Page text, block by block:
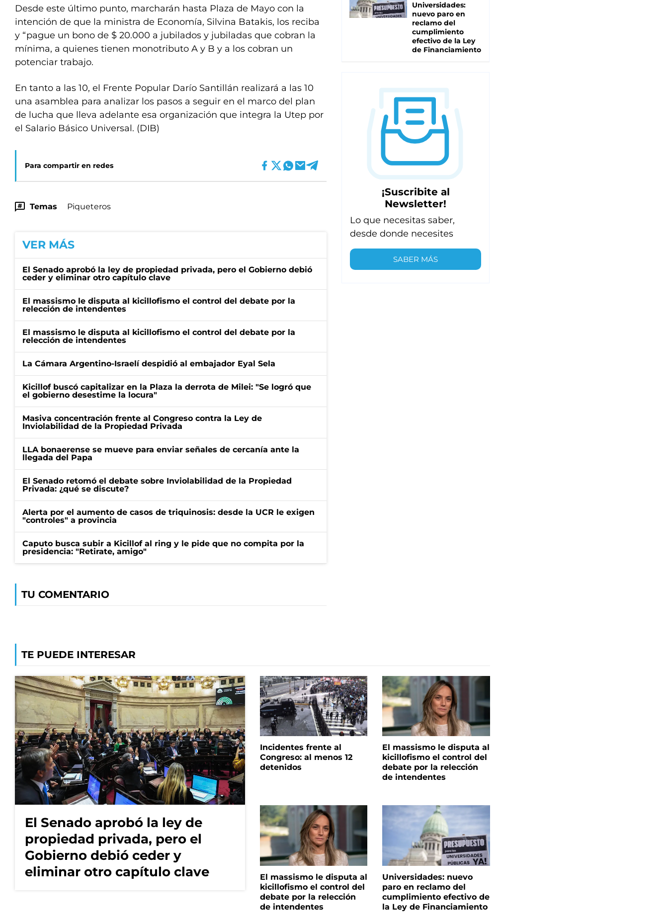
Desde este último punto, marcharán hasta Plaza de Mayo con la
intención de que la ministra de Economía, Silvina Batakis, los reciba
y “pague un bono de $ 20.000 a jubilados y jubiladas que cobran la
mínima, a quienes tienen monotributo A y B y a los cobran un
potenciar trabajo.
En tanto a las 10, el Frente Popular Darío Santillán realizará a las 10
una asamblea para analizar los pasos a seguir en el marco del plan
de lucha que lleva adelante esa organización que integra la Utep por
el Salario Básico Universal. (DIB)
Para compartir en redes
Temas Piqueteros
VER MÁS
El Senado aprobó la ley de propiedad privada, pero el Gobierno debió
ceder y eliminar otro capítulo clave
El massismo le disputa al kicillofismo el control del debate por la
relección de intendentes
El massismo le disputa al kicillofismo el control del debate por la
relección de intendentes
La Cámara Argentino-Israelí despidió al embajador Eyal Sela
Kicillof buscó capitalizar en la Plaza la derrota de Milei: "Se logró que
el gobierno desestime la locura"
Masiva concentración frente al Congreso contra la Ley de
Inviolabilidad de la Propiedad Privada
LLA bonaerense se mueve para enviar señales de cercanía ante la
llegada del Papa
El Senado retomó el debate sobre Inviolabilidad de la Propiedad
Privada: ¿qué se discute?
Alerta por el aumento de casos de triquinosis: desde la UCR le exigen
"controles" a provincia
Caputo busca subir a Kicillof al ring y le pide que no compita por la
presidencia: "Retirate, amigo"
TU COMENTARIO
Universidades:
nuevo paro en
reclamo del
cumplimiento
efectivo de la Ley
de Financiamiento
¡Suscribite al
Newsletter!
Lo que necesitas saber,
desde donde necesites
SABER MÁS
TE PUEDE INTERESAR
El Senado aprobó la ley de
propiedad privada, pero el
Gobierno debió ceder y
eliminar otro capítulo clave
Incidentes frente al
Congreso: al menos 12
detenidos
El massismo le disputa al
kicillofismo el control del
debate por la relección
de intendentes
El massismo le disputa al
kicillofismo el control del
debate por la relección
de intendentes
Universidades: nuevo
paro en reclamo del
cumplimiento efectivo de
la Ley de Financiamiento